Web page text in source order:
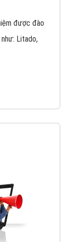
được đào
Litado,